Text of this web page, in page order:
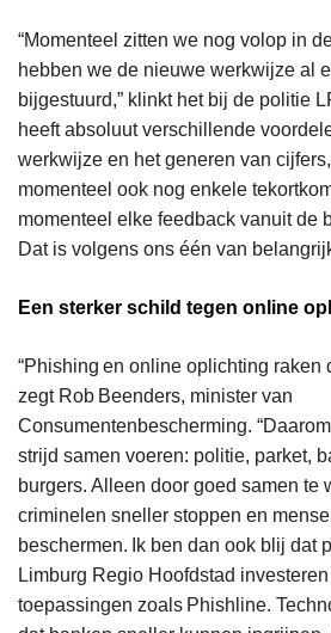
“Momenteel zitten we nog volop in
hebben we de nieuwe werkwijze al
bijgestuurd,” klinkt het bij de politie
heeft absoluut verschillende
werkwijze en het generen van
momenteel ook nog enkele
momenteel elke feedback vanuit de
Dat is volgens ons één van
Een sterker schild tegen online
“Phishing en online oplichting raken
zegt Rob Beenders, minister van
Consumentenbescherming.
strijd samen voeren: politie, parket,
burgers. Alleen door goed samen te
criminelen sneller stoppen en
beschermen. Ik ben dan ook blij dat
Limburg Regio Hoofdstad
toepassingen zoals Phishline.